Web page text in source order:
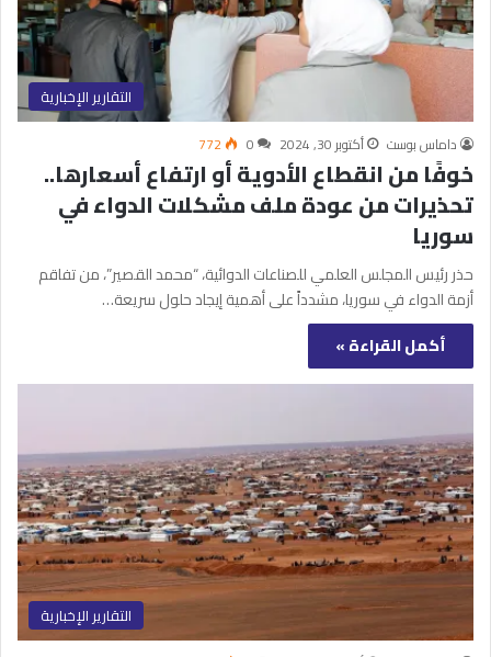
التقارير الإخبارية
داماس بوست أكتوبر 30, 2024 0
772
خوفًا من انقطاع الأدوية أو ارتفاع أسعارها..
تحذيرات من عودة ملف مشكلات الدواء في
سوريا
حذر رئيس المجلس العلمي للصناعات الدوائية، “محمد القصير”، من تفاقم
أزمة الدواء في سوريا، مشدداً على أهمية إيجاد حلول سريعة…
أكمل القراءة »
التقارير الإخبارية